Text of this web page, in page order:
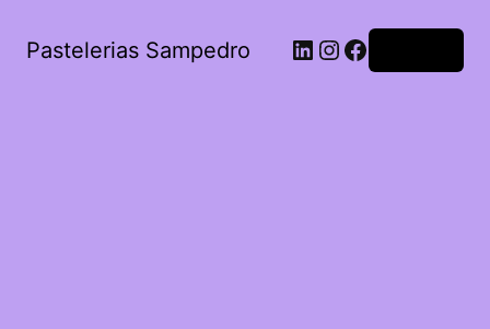
Pastelerias Sampedro